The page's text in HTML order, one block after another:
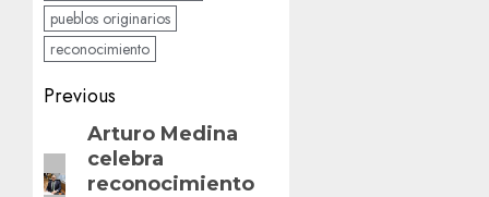
pueblos originarios
reconocimiento
Post
navigation
Previous
Previous
post:
Arturo Medina
celebra
reconocimiento